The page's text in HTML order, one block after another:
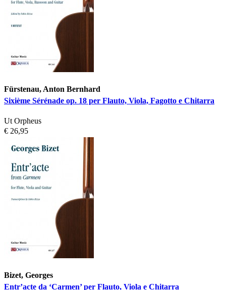
Fürstenau, Anton Bernhard
Sixième Sérénade op. 18 per Flauto, Viola, Fagotto e Chitarra
Ut Orpheus
€ 26,95
Bizet, Georges
Entr’acte da ‘Carmen’ per Flauto, Viola e Chitarra